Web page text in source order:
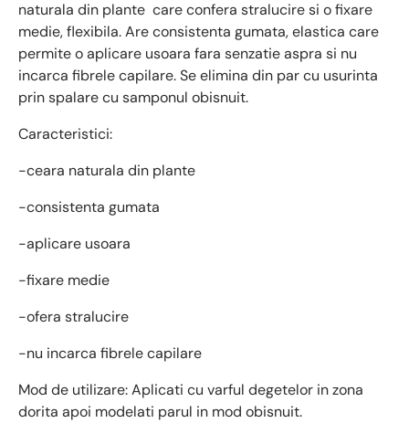
naturala din plante care confera stralucire si o fixare
medie, flexibila. Are consistenta gumata, elastica care
permite o aplicare usoara fara senzatie aspra si nu
incarca fibrele capilare. Se elimina din par cu usurinta
prin spalare cu samponul obisnuit.
Caracteristici:
-ceara naturala din plante
-consistenta gumata
-aplicare usoara
-fixare medie
-ofera stralucire
-nu incarca fibrele capilare
Mod de utilizare: Aplicati cu varful degetelor in zona
dorita apoi modelati parul in mod obisnuit.